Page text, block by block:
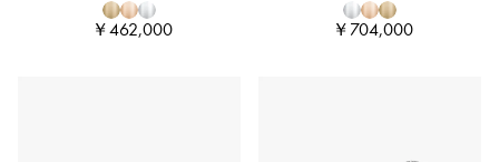
￥462,000 ￥704,000